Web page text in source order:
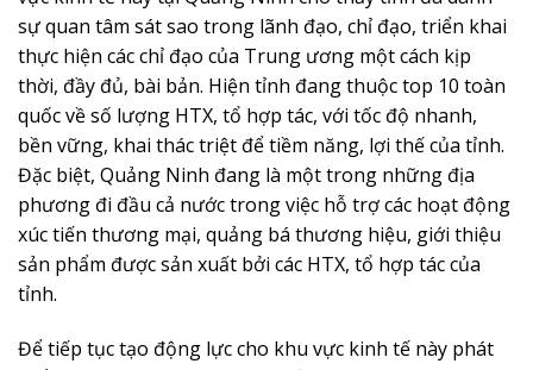
sự quan tâm sát sao trong lãnh đạo, chỉ đạo, triển khai
thực hiện các chỉ đạo của Trung ương một cách kịp
thời, đầy đủ, bài bản. Hiện tỉnh đang thuộc top 10 toàn
quốc về số lượng HTX, tổ hợp tác, với tốc độ nhanh,
bền vững, khai thác triệt để tiềm năng, lợi thế của tỉnh.
Đặc biệt, Quảng Ninh đang là một trong những địa
phương đi đầu cả nước trong việc hỗ trợ các hoạt động
xúc tiến thương mại, quảng bá thương hiệu, giới thiệu
sản phẩm được sản xuất bởi các HTX, tổ hợp tác của
tỉnh.
Để tiếp tục tạo động lực cho khu vực kinh tế này phát